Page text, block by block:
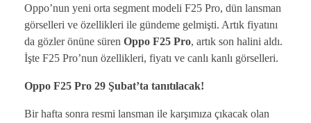
Oppo’nun yeni orta segment modeli F25 Pro, dün lansman
görselleri ve özellikleri ile gündeme gelmişti. Artık fiyatını
da gözler önüne süren Oppo F25 Pro, artık son halini aldı.
İşte F25 Pro’nun özellikleri, fiyatı ve canlı kanlı görselleri.
Oppo F25 Pro 29 Şubat’ta tanıtılacak!
Bir hafta sonra resmi lansman ile karşımıza çıkacak olan